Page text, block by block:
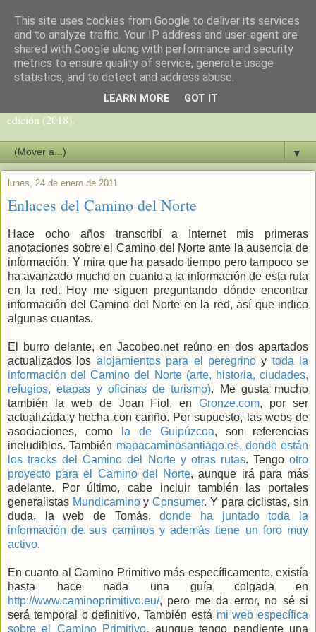
Camino del Norte
Blog sobre el Camino de Santiago del Norte de Carlos Mencos,
(Camino de la Costa y Camino Primitivo) que va por su 10ª
edición (2018).
▼
lunes, 24 de enero de 2011
Enlaces del Camino del Norte
Hace ocho años transcribí a Internet mis primeras
anotaciones sobre el Camino del Norte ante la ausencia de
información. Y mira que ha pasado tiempo pero tampoco se
ha avanzado mucho en cuanto a la información de esta ruta
en la red. Hoy me siguen preguntando dónde encontrar
información del Camino del Norte en la red, así que indico
algunas cuantas.
El burro delante, en Jacobeo.net reúno en dos apartados
actualizados los alojamientos para el peregrinoy toda la
información del Camino del Norte (arte, historia, ciudades,
refugios, etapas y oficinas de turismo). Me gusta mucho
también la web de Joan Fiol, enGronze.com, por ser
actualizada y hecha con cariño. Por supuesto, las webs de
asociaciones, como
la de Guipúzcoa, son referencias
ineludibles. También mapacaminosantiago.es, donde están
los tracks del Camino del Norte y otras rutas. Tengootro
proyecto para el Camino del Norte, aunque irá para más
adelante. Por último, cabe incluir también las portales
generalistas MundicaminoyConsumer. Y para ciclistas, sin
duda, la web de Tomás,donde ha juntado toda la
información de sus caminos y además tiene un foro muy
activo.
En cuanto al Camino Primitivo más específicamente, existía
hasta hace nada una guía colgada en
http://www.caminoprimitivo.eu/, pero me da error, no sé si
será temporal o definitivo. También está mi web específica
sobre el Camino Primitivo, aunque tengo pendiente una
This site uses cookies from Google to deliver its services
and to analyze traffic. Your IP address and user-agent are
shared with Google along with performance and security
metrics to ensure quality of service, generate usage
statistics, and to detect and address abuse.
LEARN MORE GOT IT